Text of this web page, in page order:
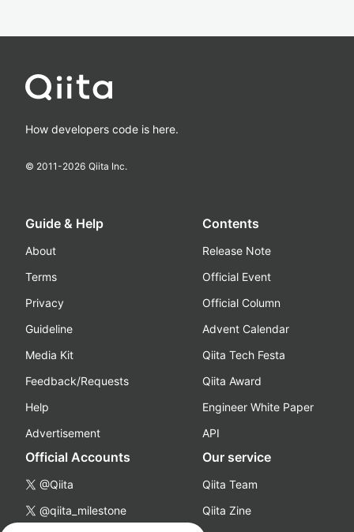
How developers code is here.
© 2011-2026 Qiita Inc.
Guide & Help
About
Terms
Privacy
Guideline
Media Kit
Feedback/Requests
Help
Advertisement
Contents
Release Note
Official Event
Official Column
Advent Calendar
Qiita Tech Festa
Qiita Award
Engineer White Paper
API
Official Accounts
@Qiita
@qiita_milestone
Our service
Qiita Team
Qiita Zine